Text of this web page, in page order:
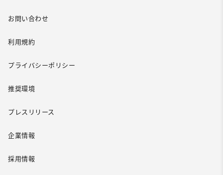
お問い合わせ
利用規約
プライバシーポリシー
推奨環境
プレスリリース
企業情報
採用情報